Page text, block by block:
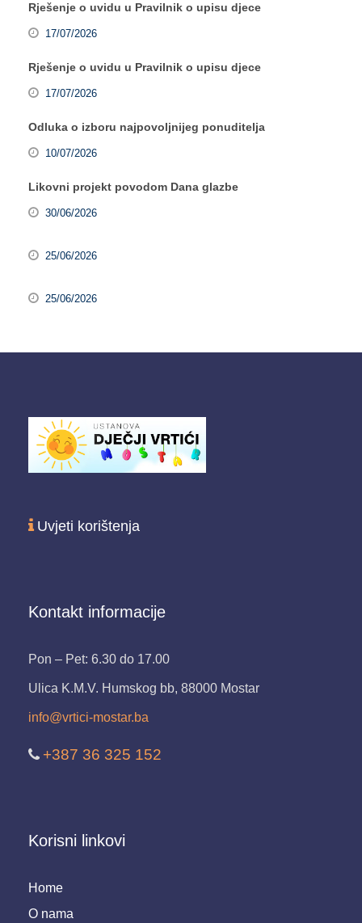
Rješenje o uvidu u Pravilnik o upisu djece
17/07/2026
Rješenje o uvidu u Pravilnik o upisu djece
17/07/2026
Odluka o izboru najpovoljnijeg ponuditelja
10/07/2026
Likovni projekt povodom Dana glazbe
30/06/2026
25/06/2026
25/06/2026
Uvjeti korištenja
Kontakt informacije
Pon – Pet: 6.30 do 17.00
Ulica K.M.V. Humskog bb, 88000 Mostar
info@vrtici-mostar.ba
+387 36 325 152
Korisni linkovi
Home
O nama